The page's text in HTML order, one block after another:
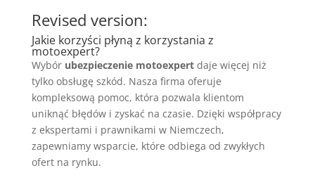
Revised version:
Jakie korzyści płyną z korzystania z
motoexpert?
Wybór ubezpieczenie motoexpertdaje więcej niż
tylko obsługę szkód. Nasza firma oferuje
kompleksową pomoc, która pozwala klientom
uniknąć błędów i zyskać na czasie. Dzięki współpracy
z ekspertami i prawnikami w Niemczech,
zapewniamy wsparcie, które odbiega od zwykłych
ofert na rynku.